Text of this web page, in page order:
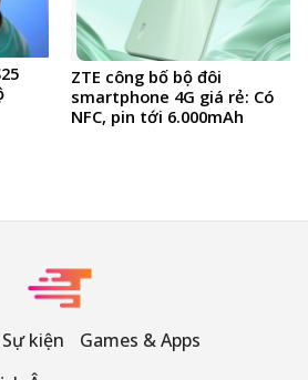
ZTE công bố bộ đôi
smartphone 4G giá rẻ: Có
NFC, pin tới 6.000mAh
Sự kiện
Games & Apps